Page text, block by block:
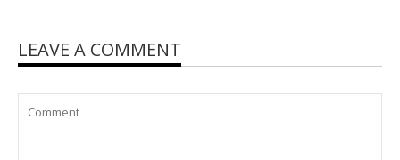
LEAVE A COMMENT